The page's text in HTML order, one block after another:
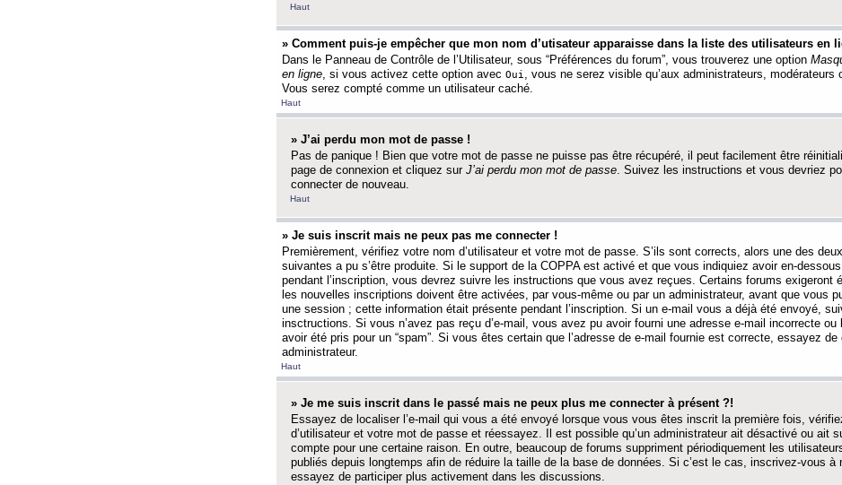
Haut
» Comment puis-je empêcher que mon nom d’utisateur apparaisse dans la liste des utilisateurs en
Dans le Panneau de Contrôle de l’Utilisateur, sous “Préférences du forum”, vous trouverez une option
en ligne, si vous activez cette option avec Oui , vous ne serez visible qu’aux administrateurs, modérateurs
Vous serez compté comme un utilisateur caché.
Haut
» J’ai perdu mon mot de passe !
Pas de panique ! Bien que votre mot de passe ne puisse pas être récupéré, il peut facilement être
page de connexion et cliquez sur J’ai perdu mon mot de passe. Suivez les instructions et vous devriez
connecter de nouveau.
Haut
» Je suis inscrit mais ne peux pas me connecter !
Premièrement, vérifiez votre nom d’utilisateur et votre mot de passe. S’ils sont corrects, alors une des
suivantes a pu s’être produite. Si le support de la COPPA est activé et que vous indiquiez avoir en-
pendant l’inscription, vous devrez suivre les instructions que vous avez reçues. Certains forums exigeront
les nouvelles inscriptions doivent être activées, par vous-même ou par un administrateur, avant que vous
une session ; cette information était présente pendant l’inscription. Si un e-mail vous a déjà été envoyé,
insctructions. Si vous n’avez pas reçu d’e-mail, vous avez pu avoir fourni une adresse e-mail incorrecte ou
avoir été pris pour un “spam”. Si vous êtes certain que l’adresse de e-mail fournie est correcte, essayez
administrateur.
Haut
» Je me suis inscrit dans le passé mais ne peux plus me connecter à présent ?!
Essayez de localiser l’e-mail qui vous a été envoyé lorsque vous vous êtes inscrit la première fois,
d’utilisateur et votre mot de passe et réessayez. Il est possible qu’un administrateur ait désactivé ou ait
compte pour une certaine raison. En outre, beaucoup de forums suppriment périodiquement les
publiés depuis longtemps afin de réduire la taille de la base de données. Si c’est le cas, inscrivez-vous à
essayez de participer plus activement dans les discussions.